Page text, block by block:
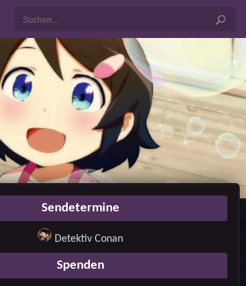
Sendetermine
Detektiv Conan
Spenden